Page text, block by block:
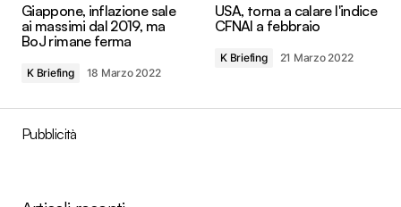
Giappone, inflazione sale
ai massimi dal 2019, ma
BoJ rimane ferma
K Briefing 18 Marzo 2022
USA, torna a calare l'indice
CFNAI a febbraio
K Briefing 21 Marzo 2022
Pubblicità